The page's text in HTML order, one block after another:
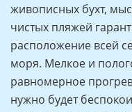
живописных бухт,
чистых пляжей
расположение всей
моря. Мелкое и
равномерное
нужно будет